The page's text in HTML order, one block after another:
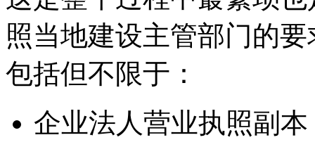
照当地建设主管部门的
包括但不限于：
企业法人营业执照副本